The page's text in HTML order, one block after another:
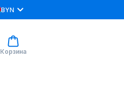
BYN
Корзина